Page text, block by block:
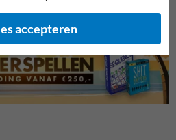
accepteren